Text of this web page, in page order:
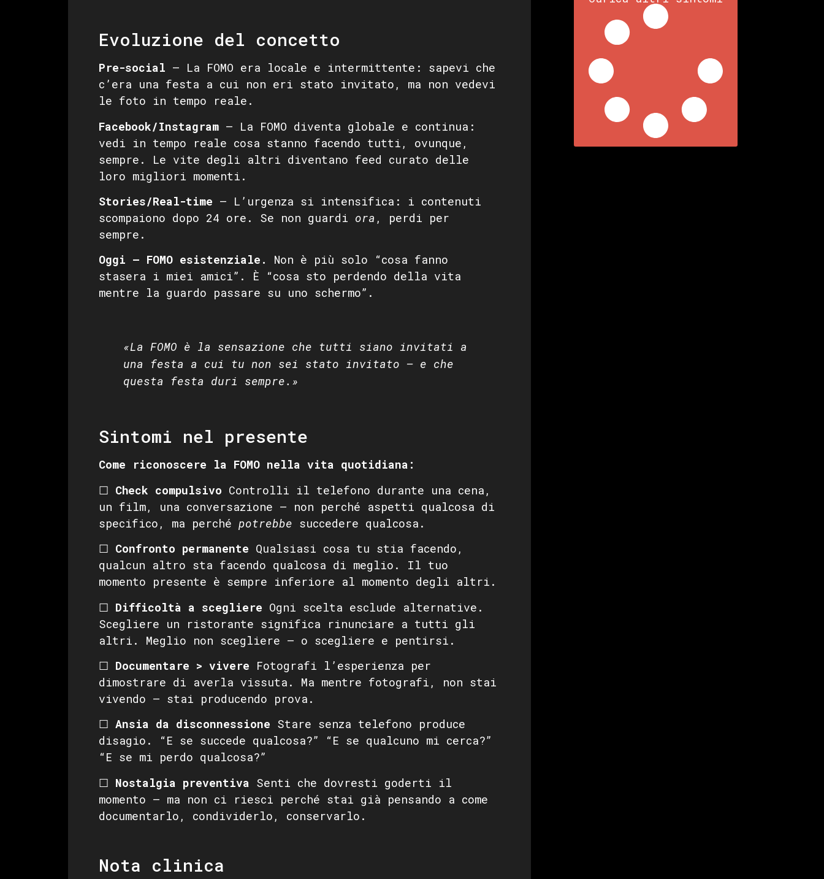
Evoluzione del concetto
Pre-social — La FOMO era locale e intermittente: sapevi che
c’era una festa a cui non eri stato invitato, ma non vedevi
le foto in tempo reale.
Facebook/Instagram— La FOMO diventa globale e continua:
vedi in tempo reale cosa stanno facendo tutti, ovunque,
sempre. Le vite degli altri diventano feed curato delle
loro migliori momenti.
Stories/Real-time — L’urgenza si intensifica: i contenuti
scompaiono dopo 24 ore. Se non guardi ora , perdi per
sempre.
Oggi — FOMO esistenziale.
Non è più solo “cosa fanno
stasera i miei amici”. È “cosa sto perdendo della vita
mentre la guardo passare su uno schermo”.
«La FOMO è la sensazione che tutti siano invitati a
una festa a cui tu non sei stato invitato — e che
questa festa duri sempre.»
Sintomi nel presente
Come riconoscere la FOMO nella vita quotidiana:
☐ Check compulsivo Controlli il telefono durante una cena,
un film, una conversazione — non perché aspetti qualcosa di
specifico, ma perché potrebbe succedere qualcosa.
☐ Confronto permanente Qualsiasi cosa tu stia facendo,
qualcun altro sta facendo qualcosa di meglio. Il tuo
momento presente è sempre inferiore al momento degli altri.
☐ Difficoltà a scegliere Ogni scelta esclude alternative.
Scegliere un ristorante significa rinunciare a tutti gli
altri. Meglio non scegliere — o scegliere e pentirsi.
☐ Documentare > vivere Fotografi l’esperienza per
dimostrare di averla vissuta. Ma mentre fotografi, non stai
vivendo — stai producendo prova.
☐ Ansia da disconnessione Stare senza telefono produce
disagio. “E se succede qualcosa?” “E se qualcuno mi cerca?”
“E se mi perdo qualcosa?”
☐ Nostalgia preventiva Senti che dovresti goderti il
momento — ma non ci riesci perché stai già pensando a come
documentarlo, condividerlo, conservarlo.
Nota clinica